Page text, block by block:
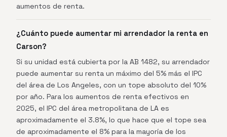
aumentos de renta.
¿Cuánto puede aumentar mi arrendador la renta en
Carson?
Si su unidad está cubierta por la AB 1482, su arrendador
puede aumentar su renta un máximo del 5% más el IPC
del área de Los Angeles, con un tope absoluto del 10%
por año. Para los aumentos de renta efectivos en
2025, el IPC del área metropolitana de LA es
aproximadamente el 3.8%, lo que hace que el tope sea
de aproximadamente el 8% para la mayoría de los